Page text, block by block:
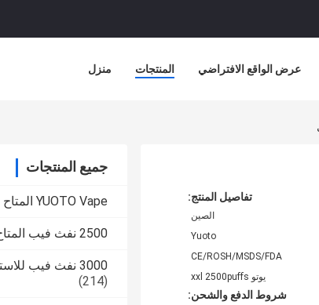
منزل المنتجات عرض الواقع الافتراضي
جميع المنتجات
YUOTO Vape المتاح
2500 نفث فيب المتاح
3000 نفث فيب للاستعمال مرة واحدة
(214)
تفاصيل المنتج:
الصين
Yuoto
CE/ROSH/MSDS/FDA
يوتو xxl 2500puffs
شروط الدفع والشحن: